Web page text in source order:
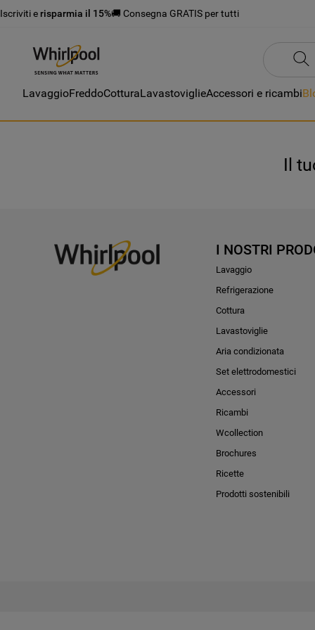
Iscriviti e risparmia il 15%🚚 Consegna GRATIS per tutti
LavaggioFreddoCotturaLavastoviglieAccessori e ricambi
Il
I NOSTRI
Lavaggio
Refrigerazione
Cottura
Lavastoviglie
Aria condizionata
Set elettrodomestici
Accessori
Ricambi
Wcollection
Brochures
Ricette
Prodotti sostenibili